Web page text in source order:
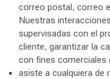
correo postal, correo
Nuestras
supervisadas con el
cliente, garantizar la
con fines comerciales
asiste a cualquiera de